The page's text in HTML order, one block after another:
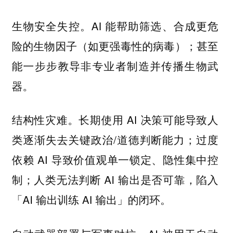
生物安全失控。AI 能帮助筛选、合成更危
险的生物因子（如更强毒性的病毒）；甚至
能一步步教导非专业者制造并传播生物武
器。
结构性灾难。长期使用 AI 决策可能导致人
类逐渐失去关键政治/道德判断能力；过度
依赖 AI 导致价值观单一锁定、隐性集中控
制；人类无法判断 AI 输出是否可靠，陷入
「AI 输出训练 AI 输出」的闭环。